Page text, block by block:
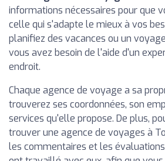
informations nécessaires pour que
celle qui s'adapte le mieux à vos
planifiez des vacances ou un
vous avez besoin de l'aide d'un
endroit.
Chaque agence de voyage a sa
trouverez ses coordonnées, son
services qu'elle propose. De plus,
trouver une agence de voyages à
les commentaires et les